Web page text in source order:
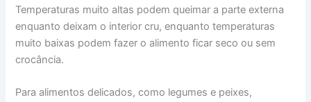
Temperaturas muito altas podem queimar a parte externa
enquanto deixam o interior cru, enquanto temperaturas
muito baixas podem fazer o alimento ficar seco ou sem
crocância.
Para alimentos delicados, como legumes e peixes,